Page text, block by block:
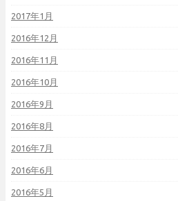
2017年1月
2016年12月
2016年11月
2016年10月
2016年9月
2016年8月
2016年7月
2016年6月
2016年5月